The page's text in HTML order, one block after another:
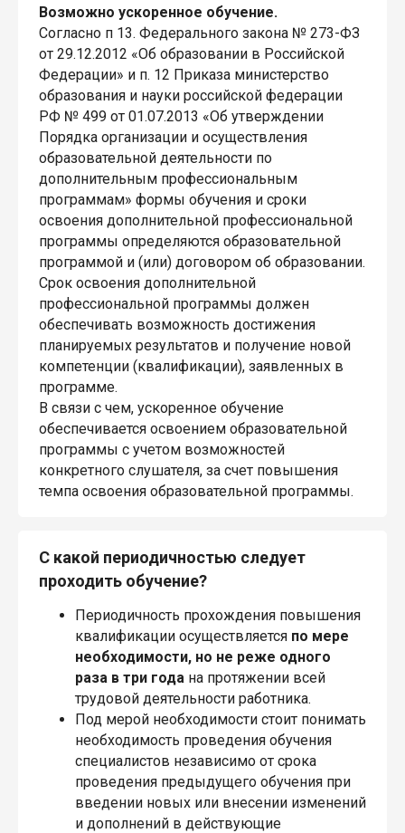
Возможно ускоренное обучение.
Согласно п 13. Федерального закона № 273-ФЗ
от 29.12.2012 «Об образовании в Российской
Федерации» и п. 12 Приказа министерство
образования и науки российской федерации
РФ № 499 от 01.07.2013 «Об утверждении
Порядка организации и осуществления
образовательной деятельности по
дополнительным профессиональным
программам» формы обучения и сроки
освоения дополнительной профессиональной
программы определяются образовательной
программой и (или) договором об образовании.
Срок освоения дополнительной
профессиональной программы должен
обеспечивать возможность достижения
планируемых результатов и получение новой
компетенции (квалификации), заявленных в
программе.
В связи с чем, ускоренное обучение
обеспечивается освоением образовательной
программы с учетом возможностей
конкретного слушателя, за счет повышения
темпа освоения образовательной программы.
С какой периодичностью следует
проходить обучение?
Периодичность прохождения повышения
квалификации осуществляется по мере
необходимости, но не реже одного
раза в три года на протяжении всей
трудовой деятельности работника.
Под мерой необходимости стоит понимать
необходимость проведения обучения
специалистов независимо от срока
проведения предыдущего обучения при
введении новых или внесении изменений
и дополнений в действующие